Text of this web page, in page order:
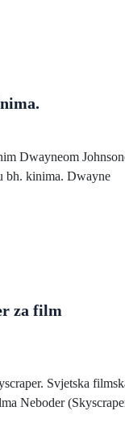
Dwayneom
bh. kinima. Dwayne
za film
Svjetska
Neboder